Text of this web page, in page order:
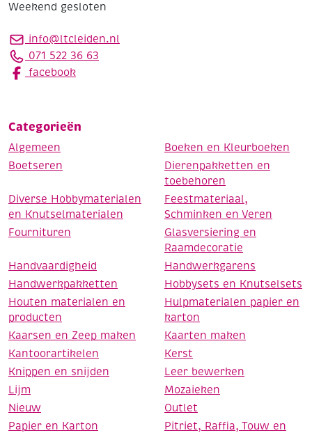
Weekend gesloten
info@ltcleiden.nl
071 522 36 63
facebook
Categorieën
Algemeen
Boeken en Kleurboeken
Boetseren
Dierenpakketten en
toebehoren
Diverse Hobbymaterialen
en Knutselmaterialen
Feestmateriaal,
Schminken en Veren
Fournituren
Glasversiering en
Raamdecoratie
Handvaardigheid
Handwerkgarens
Handwerkpakketten
Hobbysets en Knutselsets
Houten materialen en
producten
Hulpmaterialen papier en
karton
Kaarsen en Zeep maken
Kaarten maken
Kantoorartikelen
Kerst
Knippen en snijden
Leer bewerken
Lijm
Mozaieken
Nieuw
Outlet
Papier en Karton
Pitriet, Raffia, Touw en